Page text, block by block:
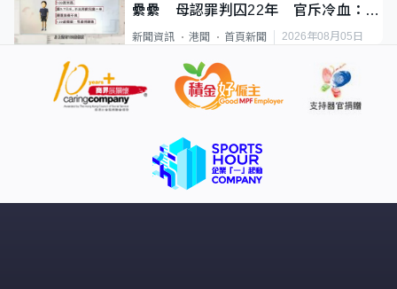
纍纍 母認罪判囚22年 官斥冷血：同
類案最惡劣
新聞資訊 港聞 首頁新聞 2026年08月05日